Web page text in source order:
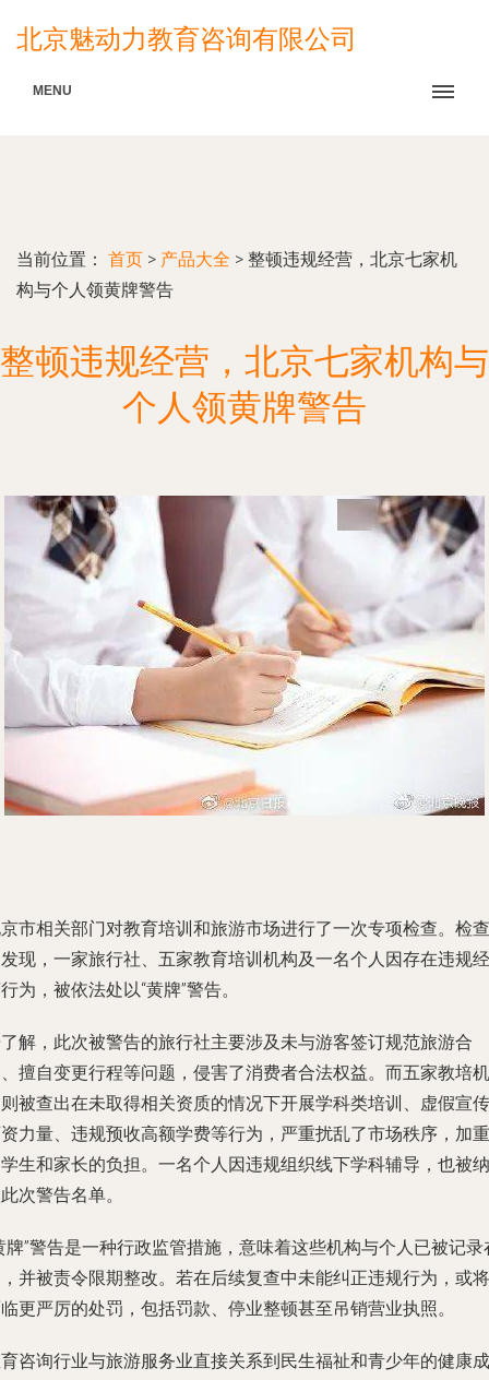
北京魅动力教育咨询有限公司
MENU
当前位置： 首页 > 产品大全 > 整顿违规经营，北京七家机
构与个人领黄牌警告
整顿违规经营，北京七家机构与
个人领黄牌警告
市相关部门对教育培训和旅游市场进行了一次专项检查。检查
现，一家旅行社、五家教育培训机构及一名个人因存在违规经
为，被依法处以“黄牌”警告。
解，此次被警告的旅行社主要涉及未与游客签订规范旅游合
擅自变更行程等问题，侵害了消费者合法权益。而五家教培机
被查出在未取得相关资质的情况下开展学科类培训、虚假宣传
力量、违规预收高额学费等行为，严重扰乱了市场秩序，加重
生和家长的负担。一名个人因违规组织线下学科辅导，也被纳
次警告名单。
牌”警告是一种行政监管措施，意味着这些机构与个人已被记录
并被责令限期整改。若在后续复查中未能纠正违规行为，或将
更严厉的处罚，包括罚款、停业整顿甚至吊销营业执照。
咨询行业与旅游服务业直接关系到民生福祉和青少年的健康成